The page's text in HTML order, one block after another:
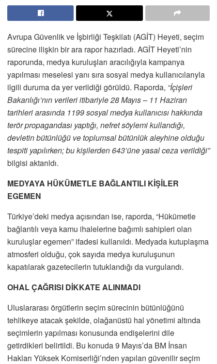
Avrupa Güvenlik ve İşbirliği Teşkilatı (AGİT) Heyeti, seçim
sürecine ilişkin bir ara rapor hazırladı. AGİT Heyeti’nin
raporunda, medya kuruluşları aracılığıyla kampanya
yapılması meselesi yanı sıra sosyal medya kullanıcılarıyla
ilgili duruma da yer verildiği görüldü. Raporda, “İçişleri
Bakanlığı’nın verileri itibariyle 28 Mayıs – 11 Haziran
tarihleri arasında 1199 sosyal medya kullanıcısı hakkında
terör propagandası yaptığı, nefret söylemi kullandığı,
devletin bütünlüğü ve toplumsal bütünlük aleyhine olduğu
tespiti yapılırken; bu kişilerden 643’üne yasal ceza verildiği”
bilgisi aktarıldı.
MEDYAYA HÜKÜMETLE BAĞLANTILI KİŞİLER
EGEMEN
Türkiye’deki medya açısından ise, raporda, “Hükümetle
bağlantılı veya kamu ihalelerine bağımlı sahipleri olan
kuruluşlar egemen” ifadesi kullanıldı. Medyada kutuplaşma
atmosferi olduğu, çok sayıda medya kuruluşunun
kapatılarak gazetecilerin tutuklandığı da vurgulandı.
OHAL ÇAĞRISI DİKKATE ALINMADI
Uluslararası örgütlerin seçim sürecinin bütünlüğünü
tehlikeye atacak şekilde, olağanüstü hal yönetimi altında
seçimlerin yapılması konusunda endişelerini dile
getirdikleri belirtildi. Bu konuda 9 Mayıs’da BM İnsan
Hakları Yüksek Komiserliği’nden yapılan güvenilir seçim